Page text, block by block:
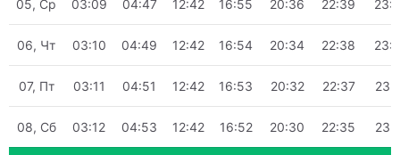
05, Ср 03:09 04:47 12:42 16:55 20:36 22:39
06, Чт 03:10 04:49 12:42 16:54 20:34 22:38
07, Пт 03:11 04:51 12:42 16:53 20:32 22:37
08, Сб 03:12 04:53 12:42 16:52 20:30 22:35